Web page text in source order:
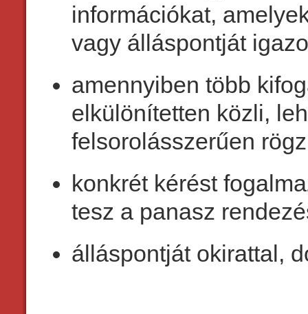
információkat,
vagy álláspontját
amennyiben több
elkülönítetten közli,
felsorolásszerűen
konkrét kérést
tesz a panasz
álláspontját okirattal,